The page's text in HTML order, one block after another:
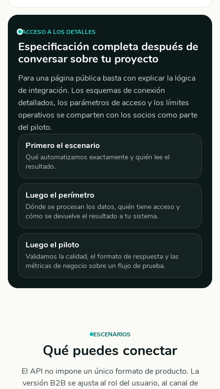
ACCESO A LOS DETALLES
Especificación completa después de
conversar sobre tu proyecto
Para una página pública basta con explicar la lógica
de integración. Los esquemas de conexión
detallados, los parámetros de acceso y los límites
operativos se comparten con los socios como parte
del piloto.
Primero el escenario
Qué automatizamos exactamente y quién lee el
resultado.
Luego el perímetro
Dónde se procesan los datos, quién tiene acceso y
cómo se devuelve el resultado a tu sistema.
Luego el piloto
Validamos la calidad, el formato de respuesta y las
métricas de negocio sobre un flujo de prueba.
ESCENARIOS
Qué puedes conectar
El API no impone un único formato de producto. La
versión B2B se ajusta al rol del usuario, al canal de